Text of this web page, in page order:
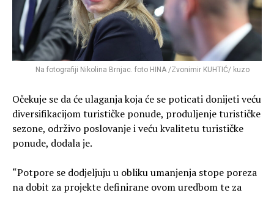
Na fotografiji Nikolina Brnjac. foto HINA /Zvonimir KUHTIĆ/ kuzo
Očekuje se da će ulaganja koja će se poticati donijeti veću
diversifikacijom turističke ponude, produljenje turističke
sezone, održivo poslovanje i veću kvalitetu turističke
ponude, dodala je.
“Potpore se dodjeljuju u obliku umanjenja stope poreza
na dobit za projekte definirane ovom uredbom te za